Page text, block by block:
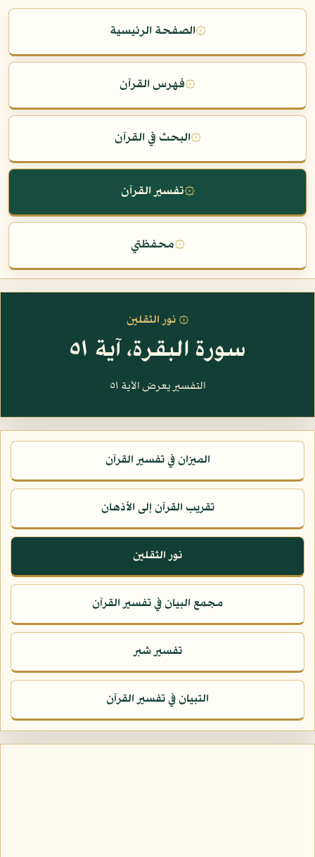
۞الصفحة الرئيسية
۞فهرس القرآن
۞البحث في القرآن
۞تفسير القرآن
۞محفظتي
۞ نور الثقلين
سورة البقرة، آية ٥١
التفسير يعرض الآية ٥١
الميزان في تفسير القرآن
تقريب القرآن إلى الأذهان
نور الثقلين
مجمع البيان في تفسير القرآن
تفسير شبر
التبيان في تفسير القرآن